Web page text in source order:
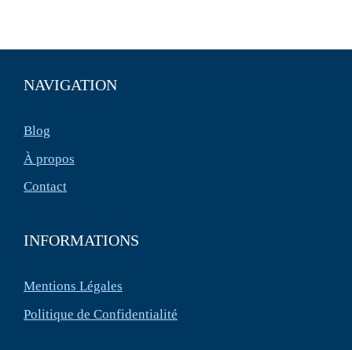
NAVIGATION
Blog
À propos
Contact
INFORMATIONS
Mentions Légales
Politique de Confidentialité